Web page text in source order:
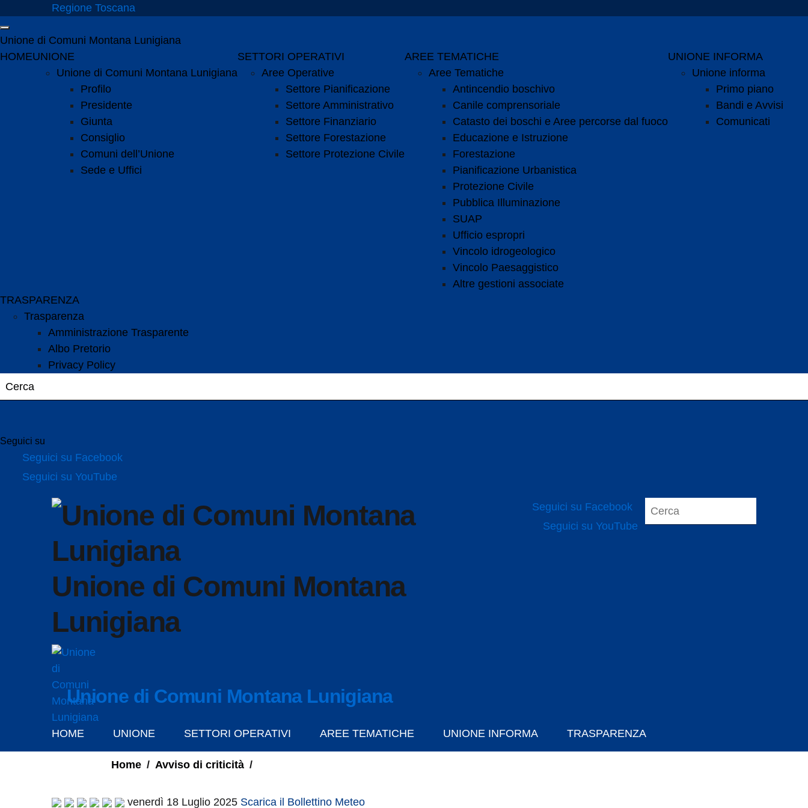
Vai ai contenuti
Vai al footer
Regione Toscana
Attiva / disattiva la navigazione
Unione di Comuni Montana Lunigiana
Menu principale
HOMEUNIONE
Unione di Comuni Montana Lunigiana
Profilo
Presidente
Giunta
Consiglio
Comuni dell’Unione
Sede e Uffici
SETTORI OPERATIVI
Aree Operative
Settore Pianificazione
Settore Amministrativo
Settore Finanziario
Settore Forestazione
Settore Protezione Civile
AREE TEMATICHE
Aree Tematiche
Antincendio boschivo
Canile comprensoriale
Catasto dei boschi e Aree percorse dal fuoco
Educazione e Istruzione
Forestazione
Pianificazione Urbanistica
Protezione Civile
Pubblica Illuminazione
SUAP
Ufficio espropri
Vincolo idrogeologico
Vincolo Paesaggistico
Altre gestioni associate
UNIONE INFORMA
Unione informa
Primo piano
Bandi e Avvisi
Comunicati
TRASPARENZA
Trasparenza
Amministrazione Trasparente
Albo Pretorio
Privacy Policy
Seguici su
Seguici su Facebook
Seguici su YouTube
Unione di Comuni Montana
Lunigiana
Unione di Comuni Montana Lunigiana
Seguici su Facebook
Seguici su YouTube
HOME UNIONE SETTORI OPERATIVI AREE TEMATICHE UNIONE INFORMA TRASPARENZA
Home / Avviso di criticità /
venerdì 18 Luglio 2025 Scarica il Bollettino Meteo